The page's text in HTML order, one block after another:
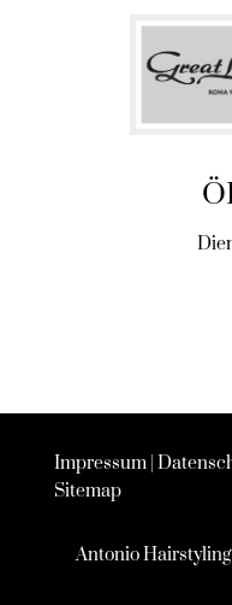
Impressum|
Sitemap
Antonio